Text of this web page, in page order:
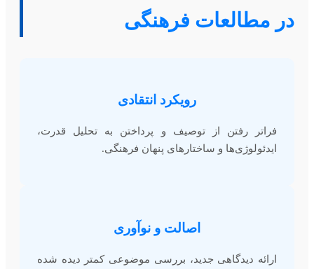
در مطالعات فرهنگی
رویکرد انتقادی
فراتر رفتن از توصیف و پرداختن به تحلیل قدرت،
ایدئولوژی‌ها و ساختارهای پنهان فرهنگی.
اصالت و نوآوری
ارائه دیدگاهی جدید، بررسی موضوعی کمتر دیده شده